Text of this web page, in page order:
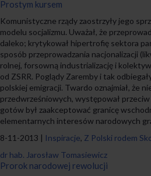
Prostym kursem
Komunistyczne rządy zaostrzyły jego
modelu socjalizmu. Uważał, że
daleko; krytykował hipertrofię sektora
sposób przeprowadzania nacjonalizacji
rolnej, forsowną industrializację i
od ZSRR. Poglądy Zaremby i tak
polskiej emigracji. Twardo oznajmiał, że
przedwrześniowych, występował
gotów był zaakceptować granicę
elementarnych interesów narodowych
8-11-2013 | Inspiracje, Z Polski rodem
dr hab. Jarosław Tomasiewicz
Prorok narodowej rewolucji